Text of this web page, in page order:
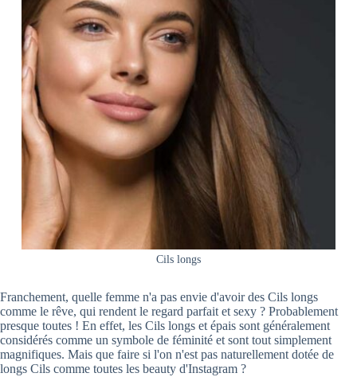
Cils longs
Franchement, quelle femme n'a pas envie d'avoir des Cils longs
comme le rêve, qui rendent le regard parfait et sexy ? Probablement
presque toutes ! En effet, les Cils longs et épais sont généralement
considérés comme un symbole de féminité et sont tout simplement
magnifiques. Mais que faire si l'on n'est pas naturellement dotée de
longs Cils comme toutes les beauty d'Instagram ?